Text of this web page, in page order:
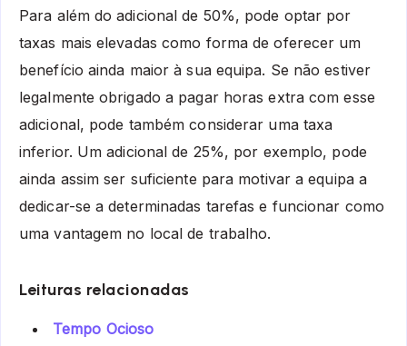
Para além do adicional de 50%, pode optar por
taxas mais elevadas como forma de oferecer um
benefício ainda maior à sua equipa. Se não estiver
legalmente obrigado a pagar horas extra com esse
adicional, pode também considerar uma taxa
inferior. Um adicional de 25%, por exemplo, pode
ainda assim ser suficiente para motivar a equipa a
dedicar-se a determinadas tarefas e funcionar como
uma vantagem no local de trabalho.
Leituras relacionadas
Tempo Ocioso